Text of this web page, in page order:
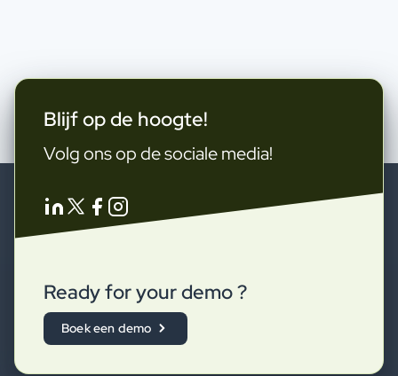
Blijf op de hoogte!
Volg ons op de sociale media!
Ready for your demo ?
Boek een demo